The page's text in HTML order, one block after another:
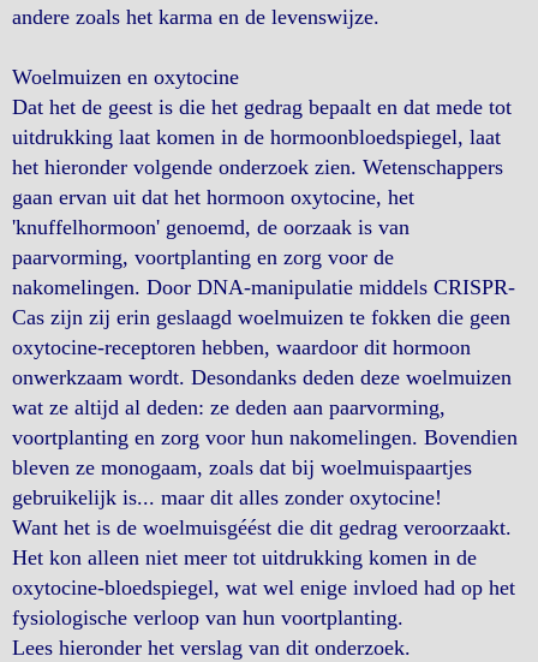
andere zoals het karma en de levenswijze.
Woelmuizen en oxytocine
Dat het de geest is die het gedrag bepaalt en dat mede tot
uitdrukking laat komen in de hormoonbloedspiegel, laat
het hieronder volgende onderzoek zien. Wetenschappers
gaan ervan uit dat het hormoon oxytocine, het
'knuffelhormoon' genoemd, de oorzaak is van
paarvorming, voortplanting en zorg voor de
nakomelingen. Door DNA-manipulatie middels CRISPR-
Cas zijn zij erin geslaagd woelmuizen te fokken die geen
oxytocine-receptoren hebben, waardoor dit hormoon
onwerkzaam wordt. Desondanks deden deze woelmuizen
wat ze altijd al deden: ze deden aan paarvorming,
voortplanting en zorg voor hun nakomelingen. Bovendien
bleven ze monogaam, zoals dat bij woelmuispaartjes
gebruikelijk is... maar dit alles zonder oxytocine!
Want het is de woelmuisgéést die dit gedrag veroorzaakt.
Het kon alleen niet meer tot uitdrukking komen in de
oxytocine-bloedspiegel, wat wel enige invloed had op het
fysiologische verloop van hun voortplanting.
Lees hieronder het verslag van dit onderzoek.